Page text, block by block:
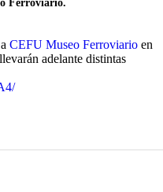
Ferroviario.
CEFU Museo Ferroviario en
adelante distintas